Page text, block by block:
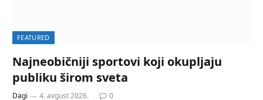
FEATURED
Najneobičniji sportovi koji okupljaju
publiku širom sveta
Dagi 4. avgust 2026. 0